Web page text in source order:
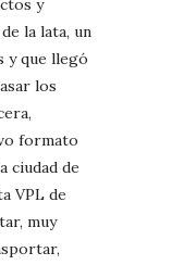
y
la lata, un
que llegó
los
formato
ciudad de
VPL de
muy